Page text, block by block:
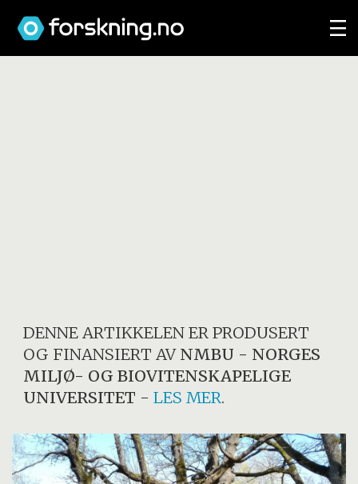
DENNE ARTIKKELEN ER PRODUSERT
OG FINANSIERT AV NMBU - NORGES
MILJØ- OG BIOVITENSKAPELIGE
UNIVERSITET -LES MER.